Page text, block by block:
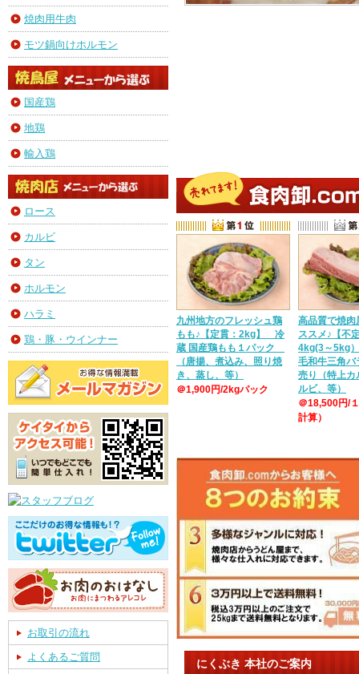
焼肉用牛肉
モツ鍋向けホルモン
国産鶏
地鶏
輸入鶏
ロース
カルビ
タン
ホルモン
ハラミ
鶏・豚・ウインナー
お取引の流れ
よくあるご質問
九州地方のフレッシュ鶏
もも♪【定貫：2kg】 冷
蔵 国産鶏もも１パック
（唐揚、煮込み、照り焼
き、蒸し、等）
＠1,900円/2kgパック
高品質で焼肉
ススメ♪【不
4kg(3～5kg
毛和牛三角バ
売り（特上カ
ルビ、等）
＠18,500円/
計算）
にくぶき 本社のご案内